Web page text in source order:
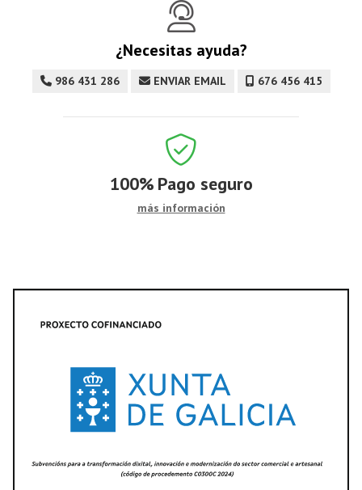
¿Necesitas ayuda?
986 431 286 ENVIAR EMAIL 676 456 415
100% Pago seguro
más información